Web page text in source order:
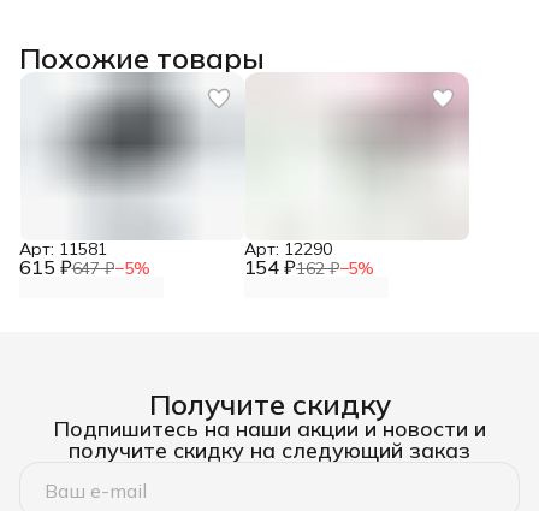
Похожие товары
615 ₽647 ₽−5%
Арт: 11581
154 ₽162 ₽−5%
Арт: 12290
Получите скидку
Подпишитесь на наши акции и новости и
получите скидку на следующий заказ